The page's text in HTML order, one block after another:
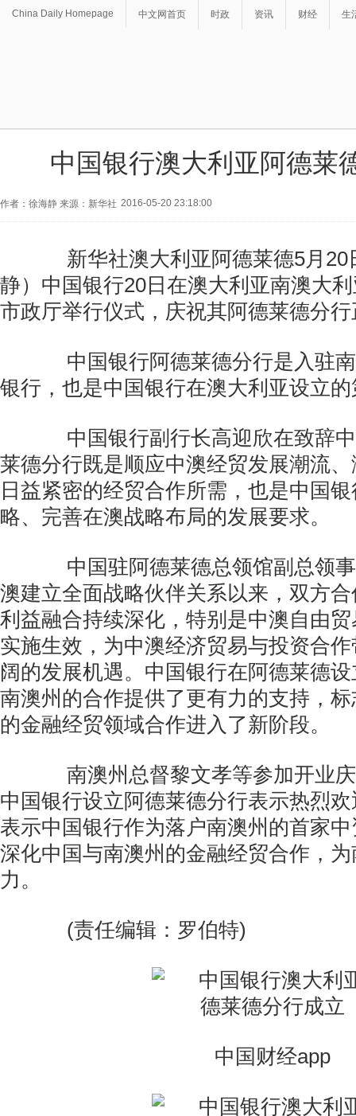
China Daily Homepage 中文网首页 时政 资讯 财经 生
中国银行澳大利亚阿德莱
作者：徐海静 来源：新华社 2016-05-20 23:18:00
新华社澳大利亚阿德莱德5月20
静）中国银行20日在澳大利亚南澳大
市政厅举行仪式，庆祝其阿德莱德分
中国银行阿德莱德分行是入驻南
银行，也是中国银行在澳大利亚设立
中国银行副行长高迎欣在致辞中
莱德分行既是顺应中澳经贸发展潮流
日益紧密的经贸合作所需，也是中国
略、完善在澳战略布局的发展要求。
中国驻阿德莱德总领馆副总领事
澳建立全面战略伙伴关系以来，双方
利益融合持续深化，特别是中澳自由
实施生效，为中澳经济贸易与投资合
阔的发展机遇。中国银行在阿德莱德
南澳州的合作提供了更有力的支持，
的金融经贸领域合作进入了新阶段。
南澳州总督黎文孝等参加开业庆
中国银行设立阿德莱德分行表示热烈
表示中国银行作为落户南澳州的首家
深化中国与南澳州的金融经贸合作，
力。
(责任编辑：罗伯特)
中国财经app